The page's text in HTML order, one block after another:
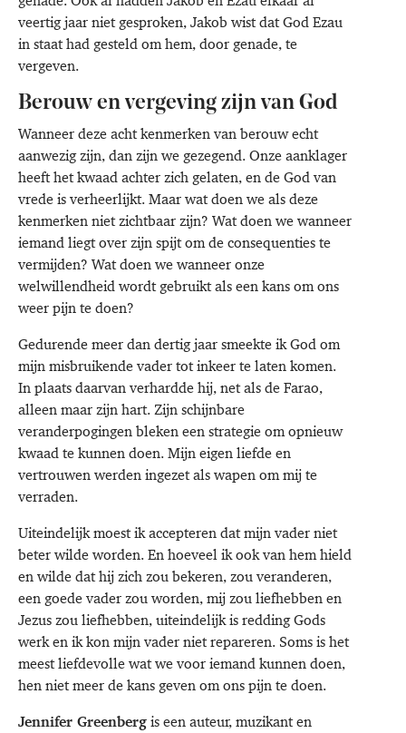
veertig jaar niet gesproken, Jakob wist dat God Ezau
in staat had gesteld om hem, door genade, te
vergeven.
Berouw en vergeving zijn van God
Wanneer deze acht kenmerken van berouw echt
aanwezig zijn, dan zijn we gezegend. Onze aanklager
heeft het kwaad achter zich gelaten, en de God van
vrede is verheerlijkt. Maar wat doen we als deze
kenmerken niet zichtbaar zijn? Wat doen we wanneer
iemand liegt over zijn spijt om de consequenties te
vermijden? Wat doen we wanneer onze
welwillendheid wordt gebruikt als een kans om ons
weer pijn te doen?
Gedurende meer dan dertig jaar smeekte ik God om
mijn misbruikende vader tot inkeer te laten komen.
In plaats daarvan verhardde hij, net als de Farao,
alleen maar zijn hart. Zijn schijnbare
veranderpogingen bleken een strategie om opnieuw
kwaad te kunnen doen. Mijn eigen liefde en
vertrouwen werden ingezet als wapen om mij te
verraden.
Uiteindelijk moest ik accepteren dat mijn vader niet
beter wilde worden. En hoeveel ik ook van hem hield
en wilde dat hij zich zou bekeren, zou veranderen,
een goede vader zou worden, mij zou liefhebben en
Jezus zou liefhebben, uiteindelijk is redding Gods
werk en ik kon mijn vader niet repareren. Soms is het
meest liefdevolle wat we voor iemand kunnen doen,
hen niet meer de kans geven om ons pijn te doen.
Jennifer Greenbergis een auteur, muzikant en